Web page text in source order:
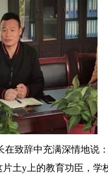
致辞中充满深情地说
土y上的教育功臣，学